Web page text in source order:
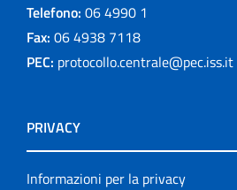
Telefono: 06 4990 1
Fax: 06 4938 7118
PEC: protocollo.centrale@pec.iss.it
PRIVACY
Informazioni per la privacy